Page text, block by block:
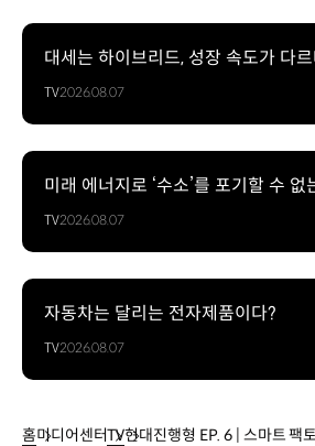
대세는 하이브리드, 성장 속도가 다
TV2026.08.07
미래 에너지로 ‘수소’를 포기할 수 없
TV2026.08.07
자동차는 달리는 전자제품이다?
TV2026.08.07
홈미디어센터TV현대진행형 EP. 6 | 스마트 팩